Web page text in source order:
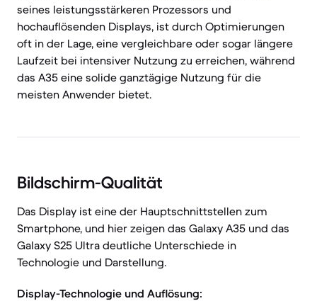
seines leistungsstärkeren Prozessors und
hochauflösenden Displays, ist durch Optimierungen
oft in der Lage, eine vergleichbare oder sogar längere
Laufzeit bei intensiver Nutzung zu erreichen, während
das A35 eine solide ganztägige Nutzung für die
meisten Anwender bietet.
Bildschirm-Qualität
Das Display ist eine der Hauptschnittstellen zum
Smartphone, und hier zeigen das Galaxy A35 und das
Galaxy S25 Ultra deutliche Unterschiede in
Technologie und Darstellung.
Display-Technologie und Auflösung: